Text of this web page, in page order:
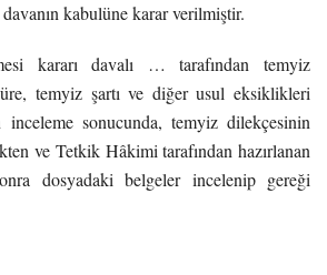
kabulüne karar verilmiştir.
kararı davalı … tarafından temyiz
temyiz şartı ve diğer usul eksiklikleri
inceleme sonucunda, temyiz dilekçesinin
ve Tetkik Hâkimi tarafından hazırlanan
dosyadaki belgeler incelenip gereği